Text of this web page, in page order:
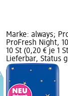
Marke: always;
ProFresh Night,
10 St (0,20 € je 1
Lieferbar, Status